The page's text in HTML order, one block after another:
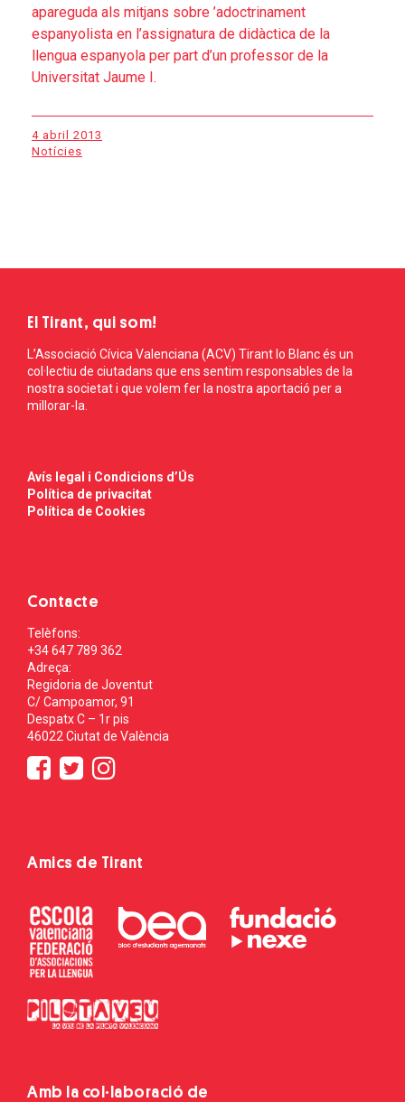
apareguda als mitjans sobre ’adoctrinament
espanyolista en l’assignatura de didàctica de la
llengua espanyola per part d’un professor de la
Universitat Jaume I.
4 abril 2013
Notícies
El Tirant, qui som!
L’Associació Cívica Valenciana (ACV) Tirant lo Blanc és un
col·lectiu de ciutadans que ens sentim responsables de la
nostra societat i que volem fer la nostra aportació per a
millorar-la.
Avís legal i Condicions d’Ús
Política de privacitat
Política de Cookies
Contacte
Telèfons:
+34 647 789 362
Adreça:
Regidoria de Joventut
C/ Campoamor, 91
Despatx C – 1r pis
46022 Ciutat de València
Amics de Tirant
Amb la col·laboració de